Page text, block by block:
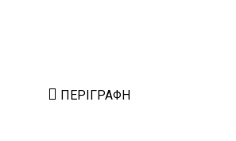
ΠΕΡΙΓΡΑΦΉ